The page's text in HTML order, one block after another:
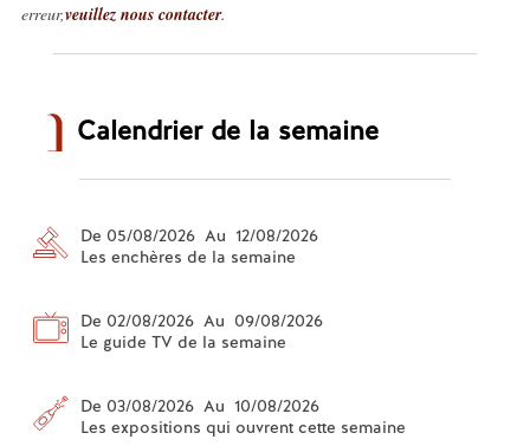
erreur,veuillez nous contacter.
Calendrier de la semaine
De 05/08/2026 Au 12/08/2026
Les enchères de la semaine
De 02/08/2026 Au 09/08/2026
Le guide TV de la semaine
De 03/08/2026 Au 10/08/2026
Les expositions qui ouvrent cette semaine